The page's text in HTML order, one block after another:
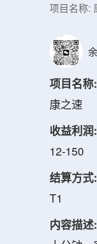
项目名称:
项目名称:
康之速
收益利润:
12-150
结算方式:
T1
内容描述: